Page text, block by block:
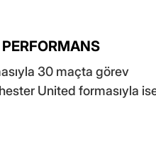
30 maçta görev
United formasıyla